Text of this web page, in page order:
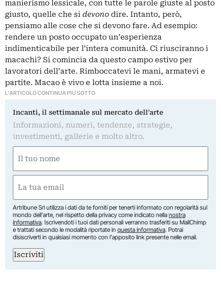
manierismo lessicale, con tutte le parole giuste al posto
giusto, quelle che si devono dire. Intanto, però,
pensiamo alle cose che si devono fare. Ad esempio:
rendere un posto occupato un’esperienza
indimenticabile per l’intera comunità. Ci riusciranno i
macachi? Si comincia da questo campo estivo per
lavoratori dell’arte. Rimboccatevi le mani, armatevi e
partite. Macao è vivo e lotta insieme a noi.
L'ARTICOLO CONTINUA PIÙ SOTTO
Incanti, il settimanale sul mercato dell'arte
Informazioni, numeri, tendenze, strategie,
investimenti, gallerie e molto altro.
(Required)
First
(Required)
Artribune Srl utilizza i dati da te forniti per tenerti informato con regolarità sul
mondo dell'arte, nel rispetto della privacy come indicato nella nostra
informativa. Iscrivendoti i tuoi dati personali verranno trasferiti su MailChimp
e trattati secondo le modalità riportate in questa informativa. Potrai
disiscriverti in qualsiasi momento con l'apposito link presente nelle email.
Iscriviti